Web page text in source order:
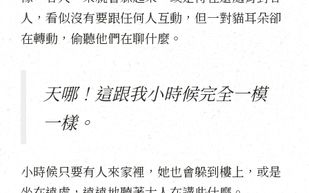
人，看似沒有要跟任何人互動，但一對貓耳朵卻
在轉動，偷聽他們在聊什麼。
天哪！這跟我小時候完全一模
一樣。
小時候只要有人來家裡，她也會躲到樓上，或是